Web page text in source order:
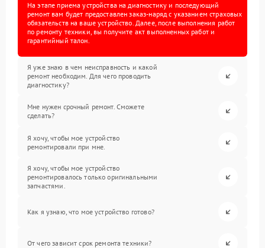
На этапе приема устройства на диагностику и последующий
ремонт вам будет предоставлен заказ-наряд с указанием страховых
обязательств на ваше устройство. Далее, после выполнения работ
по ремонту техники, вы получите акт выполненных работ и
гарантийный талон.
Я уже знаю в чем неисправность и какой
ремонт необходим. Для чего проводить
диагностику?
Мне нужен срочный ремонт. Сможете
сделать?
Я хочу, чтобы мое устройство
ремонтировали при мне.
Я хочу, чтобы мое устройство
ремонтировалось только оригинальными
запчастями.
Как я узнаю, что мое устройство готово?
От чего зависит срок ремонта техники?